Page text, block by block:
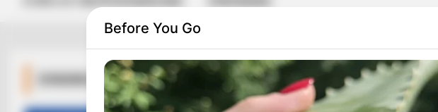
ΚΟΙΝΩΝΙΚΑ ΔΙΚΤΥΑ
Before You Go